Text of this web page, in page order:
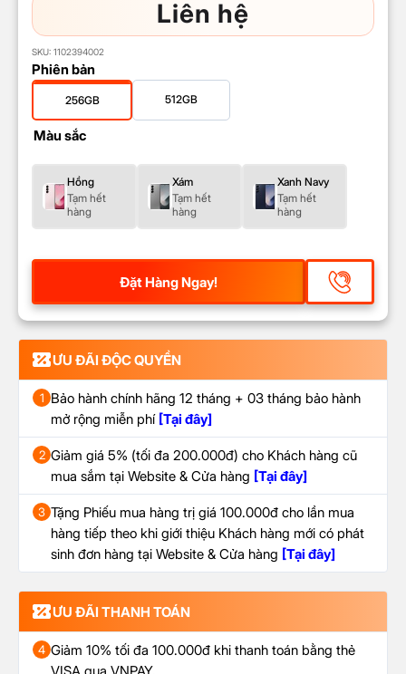
Liên hệ
SKU: 1102394002
Phiên bản
256GB 512GB
Màu sắc
Hồng
Tạm hết
hàng
Xám
Tạm hết
hàng
Xanh Navy
Tạm hết
hàng
Đặt Hàng Ngay!
ƯU ĐÃI ĐỘC QUYỀN
1 Bảo hành chính hãng 12 tháng + 03 tháng bảo hành
mở rộng miễn phí [Tại đây]
2 Giảm giá 5% (tối đa 200.000đ) cho Khách hàng cũ
mua sắm tại Website & Cửa hàng [Tại đây]
3 Tặng Phiếu mua hàng trị giá 100.000đ cho lần mua
hàng tiếp theo khi giới thiệu Khách hàng mới có phát
sinh đơn hàng tại Website & Cửa hàng [Tại đây]
ƯU ĐÃI THANH TOÁN
4 Giảm 10% tối đa 100.000đ khi thanh toán bằng thẻ